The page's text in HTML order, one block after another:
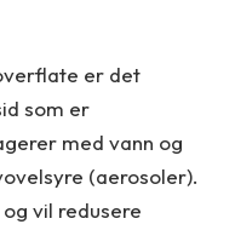
er det
som er
med vann og
(aerosoler).
vil redusere